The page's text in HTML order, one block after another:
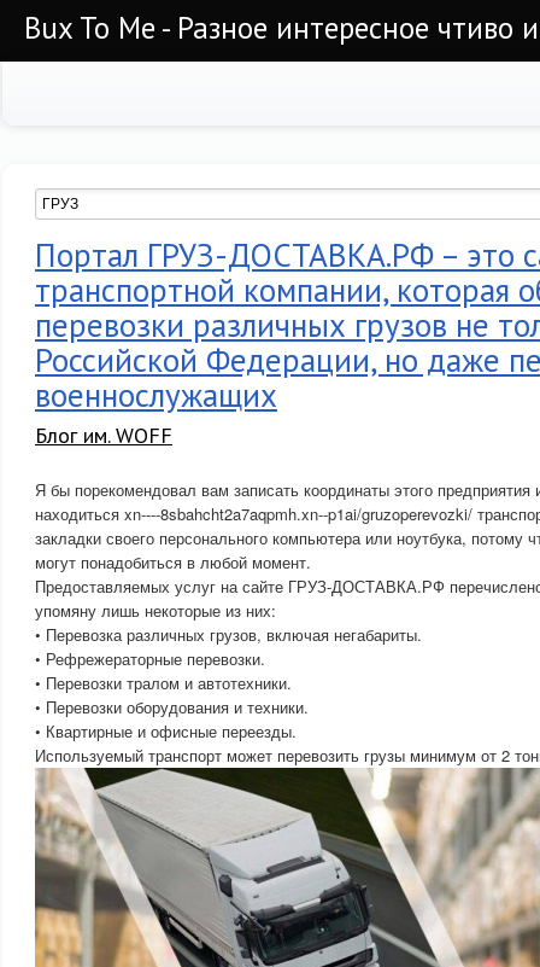
Bux To Me - Разное интересное чтиво
Портал ГРУЗ-ДОСТАВКА.РФ – это
транспортной компании, которая
перевозки различных грузов не
Российской Федерации, но даже
военнослужащих
Блог им. WOFF
Я бы порекомендовал вам записать координаты этого предприятия
находиться xn----8sbahcht2a7aqpmh.xn--p1ai/gruzoperevozki/
закладки своего персонального компьютера или ноутбука, потому
могут понадобиться в любой момент.
Предоставляемых услуг на сайте ГРУЗ-ДОСТАВКА.РФ
упомяну лишь некоторые из них:
• Перевозка различных грузов, включая негабариты.
• Рефрежераторные перевозки.
• Перевозки тралом и автотехники.
• Перевозки оборудования и техники.
• Квартирные и офисные переезды.
Используемый транспорт может перевозить грузы минимум от 2